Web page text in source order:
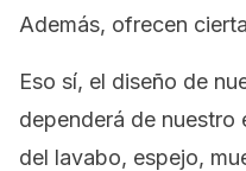
Además, ofrecen cierta
Eso sí, el diseño de
dependerá de nuestro
del lavabo, espejo,